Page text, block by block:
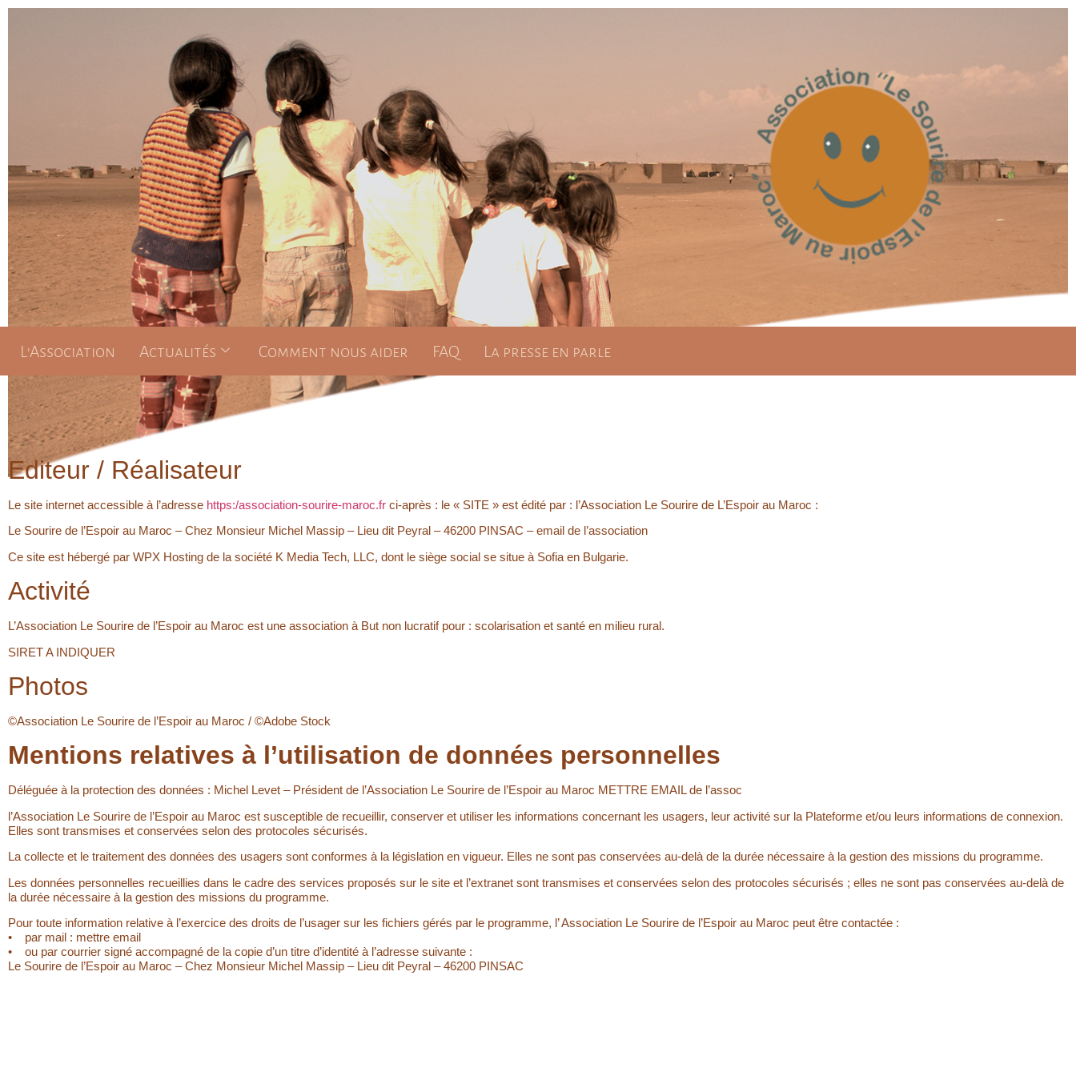
L’Association Actualités Comment nous aider FAQ La presse en parle
Editeur / Réalisateur
Le site internet accessible à l’adresse https:/association-sourire-maroc.fr ci-après : le « SITE » est édité par : l’Association Le Sourire de L’Espoir au Maroc :
Le Sourire de l’Espoir au Maroc – Chez Monsieur Michel Massip – Lieu dit Peyral – 46200 PINSAC – email de l’association
Ce site est hébergé par WPX Hosting de la société K Media Tech, LLC, dont le siège social se situe à Sofia en Bulgarie.
Activité
L’Association Le Sourire de l’Espoir au Maroc est une association à But non lucratif pour : scolarisation et santé en milieu rural.
SIRET A INDIQUER
Photos
©Association Le Sourire de l’Espoir au Maroc / ©Adobe Stock
Mentions relatives à l’utilisation de données personnelles
Déléguée à la protection des données : Michel Levet – Président de l’Association Le Sourire de l’Espoir au Maroc METTRE EMAIL de l’assoc
l’Association Le Sourire de l’Espoir au Maroc est susceptible de recueillir, conserver et utiliser les informations concernant les usagers, leur activité sur la Plateforme et/ou leurs informations de connexion.
Elles sont transmises et conservées selon des protocoles sécurisés.
La collecte et le traitement des données des usagers sont conformes à la législation en vigueur. Elles ne sont pas conservées au-delà de la durée nécessaire à la gestion des missions du programme.
Les données personnelles recueillies dans le cadre des services proposés sur le site et l’extranet sont transmises et conservées selon des protocoles sécurisés ; elles ne sont pas conservées au-delà de
la durée nécessaire à la gestion des missions du programme.
Pour toute information relative à l’exercice des droits de l’usager sur les fichiers gérés par le programme, l’ Association Le Sourire de l’Espoir au Maroc peut être contactée :
• par mail : mettre email
• ou par courrier signé accompagné de la copie d’un titre d’identité à l’adresse suivante :
Le Sourire de l’Espoir au Maroc – Chez Monsieur Michel Massip – Lieu dit Peyral – 46200 PINSAC